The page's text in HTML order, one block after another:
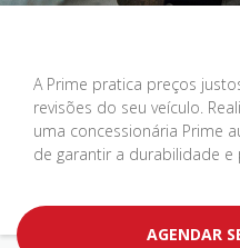
A Prime pratica preços
revisões do seu veículo.
uma concessionária Prime
de garantir a durabilidade
AGENDAR